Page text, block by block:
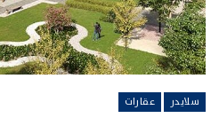
سلايدر عقارات